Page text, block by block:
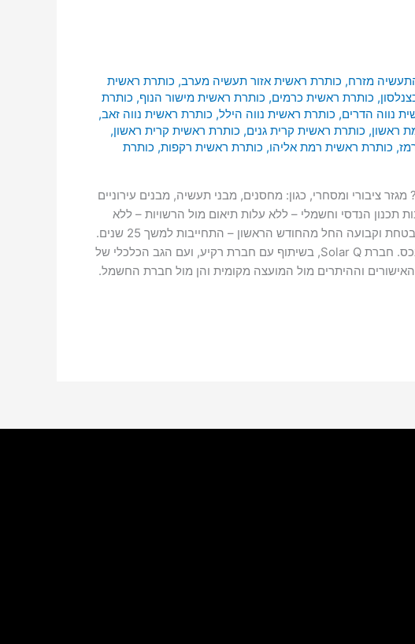
מזרח, כותרת ראשית אזור תעשיה מערב, כותרת ראשית
, כותרת ראשית כרמים, כותרת ראשית מישור הנוף, כותרת
נווה הדרים, כותרת ראשית נווה הילל, כותרת ראשית נווה זאב,
ראשון, כותרת ראשית קרית גנים, כותרת ראשית קרית ראשון,
, כותרת ראשית רמת אליהו, כותרת ראשית רקפות, כותרת
ל-25 שנים – ללא שום!! השקעה למי מיועד? מגזר ציבורי ומסחרי, כגון: מחסנים, מבני תעשיה, מבנים עירוניים
תכנון הנדסי וחשמלי – ללא עלות תיאום מול הרשויות – ללא
עלות התקנת מערכת סולארית – ללא עלות תפעול, שירות ותחזוקה שוטפים למשך 25 שנים – ללא עלות תשואה מובטחת וקבועה החל מהחודש הראשון – התחייבות למשך 25 שנים.
חברת Solar Q היא חברה יזמית הפועלת לאיתור שטחי גג לבניית מערכות סולאריות, ללא שום השקעה של בעל הנכס. חברת Solar Q, בשיתוף עם חברת רקיע, ועם הגב הכלכלי של
ההקמה, החברה אחראית לכל האישורים וההיתרים מול המועצה מקומית והן מול חברת החשמל.